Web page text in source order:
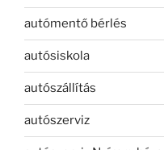
autómentő bérlés
autósiskola
autószállítás
autószerviz